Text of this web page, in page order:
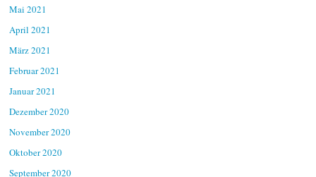
Mai 2021
April 2021
März 2021
Februar 2021
Januar 2021
Dezember 2020
November 2020
Oktober 2020
September 2020